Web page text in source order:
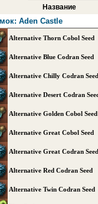
Название
Aden Castle
Alternative Thorn Cobol Seed
Alternative Blue Codran Seed
Alternative Chilly Codran
Alternative Desert Codran
Alternative Golden Cobol Seed
Alternative Great Cobol Seed
Alternative Great Codran
Alternative Red Codran Seed
Alternative Twin Codran Seed